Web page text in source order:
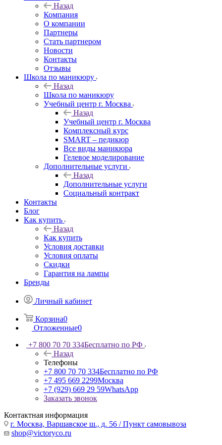
Назад
Компания
О компании
Партнеры
Стать партнером
Новости
Контакты
Отзывы
Школа по маникюру
Назад
Школа по маникюру
Учебный центр г. Москва
Назад
Учебный центр г. Москва
Комплексный курс
SMART – педикюр
Все виды маникюра
Гелевое моделирование
Дополнительные услуги
Назад
Дополнительные услуги
Социальный контракт
Контакты
Блог
Как купить
Назад
Как купить
Условия доставки
Условия оплаты
Скидки
Гарантия на лампы
Бренды
Личный кабинет
Корзина0
Отложенные0
+7 800 70 70 334Бесплатно по РФ
Назад
Телефоны
+7 800 70 70 334Бесплатно по РФ
+7 495 669 2299Москва
+7 (929) 669 29 59WhatsApp
Заказать звонок
Контактная информация
г. Москва, Варшавское ш., д. 56 / Пункт самовывоза
shop@victoryco.ru